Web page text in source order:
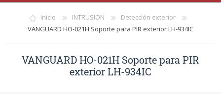
INICIAR SESIÓN
Inicio INTRUSION
Detección exterior
VANGUARD HO-021H Soporte para PIR exterior LH-934IC
VANGUARD HO-021H Soporte para PIR
exterior LH-934IC